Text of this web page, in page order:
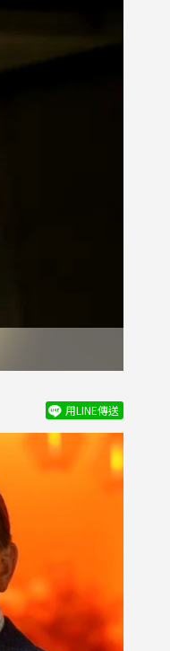
用LINE傳送